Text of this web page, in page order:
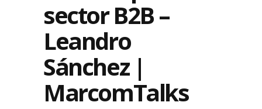
sector B2B –
Leandro
Sánchez |
MarcomTalks